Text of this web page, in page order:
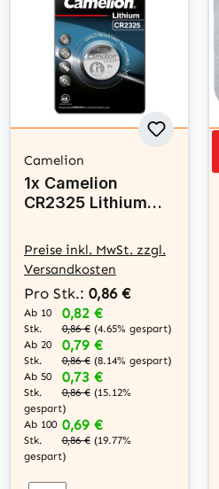
Camelion
1x Camelion
CR2325 Lithium
Batterie
Preise inkl. MwSt. zzgl.
Versandkosten
Pro Stk.: 0,86 €
Ab 10
Stk.
0,82 €
0,86 € (4.65% gespart)
Ab 20
Stk.
0,79 €
0,86 € (8.14% gespart)
Ab 50
Stk.
0,73 €
0,86 € (15.12%
gespart)
Ab 100
Stk.
0,69 €
0,86 € (19.77%
gespart)